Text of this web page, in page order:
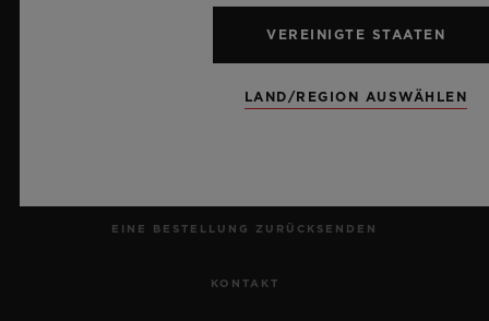
KUNDENDIENST
EINE BESTELLUNG ZURÜCKSENDEN
KONTAKT
VEREINIGTE STAATEN
LAND/REGION AUSWÄHLEN